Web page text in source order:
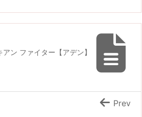
ン ファイター【アデン】
Prev